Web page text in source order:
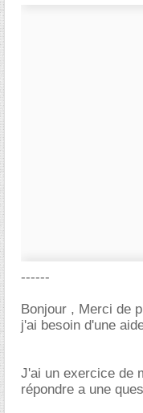
------
Bonjour , Merci de
j'ai besoin d'une
J'ai un exercice de
répondre a une